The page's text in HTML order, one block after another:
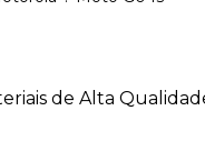
de Alta